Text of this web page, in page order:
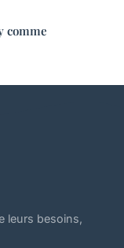
comme
leurs besoins,